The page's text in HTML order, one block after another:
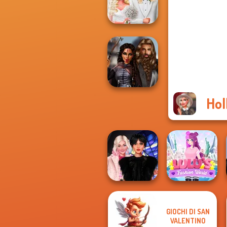
Bash For Babs
Babs' Spring
Wedding
Princesses
Wednesday
Besties Fun Day
Lulus Fashion
World
GIOCHI DI SAN
VALENTINO